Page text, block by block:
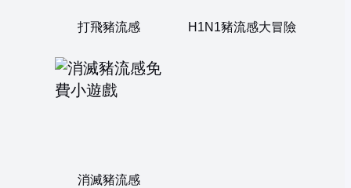
打飛豬流感 H1N1豬流感大冒險
消滅豬流感